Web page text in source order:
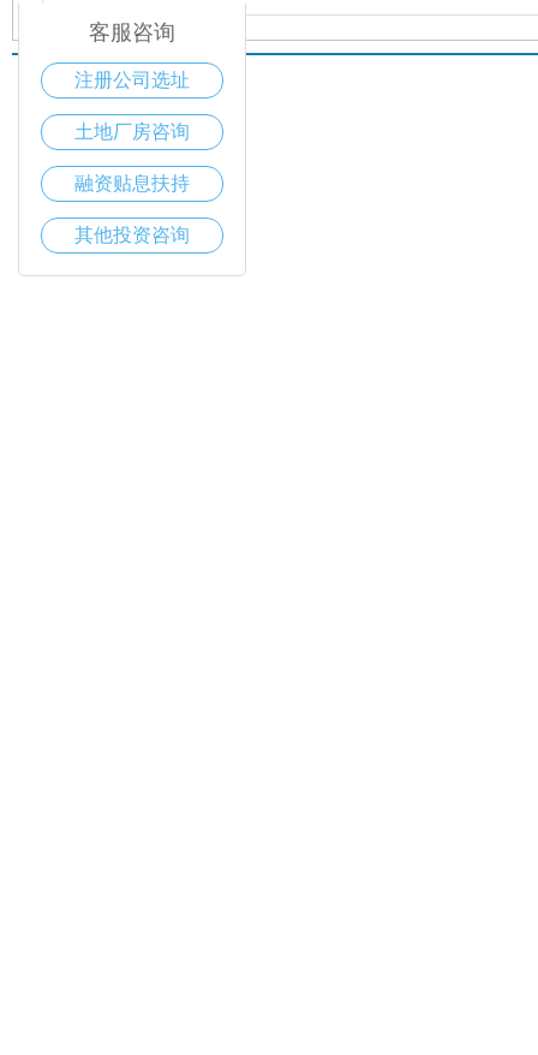
客服咨询
注册公司选址
土地厂房咨询
融资贴息扶持
其他投资咨询